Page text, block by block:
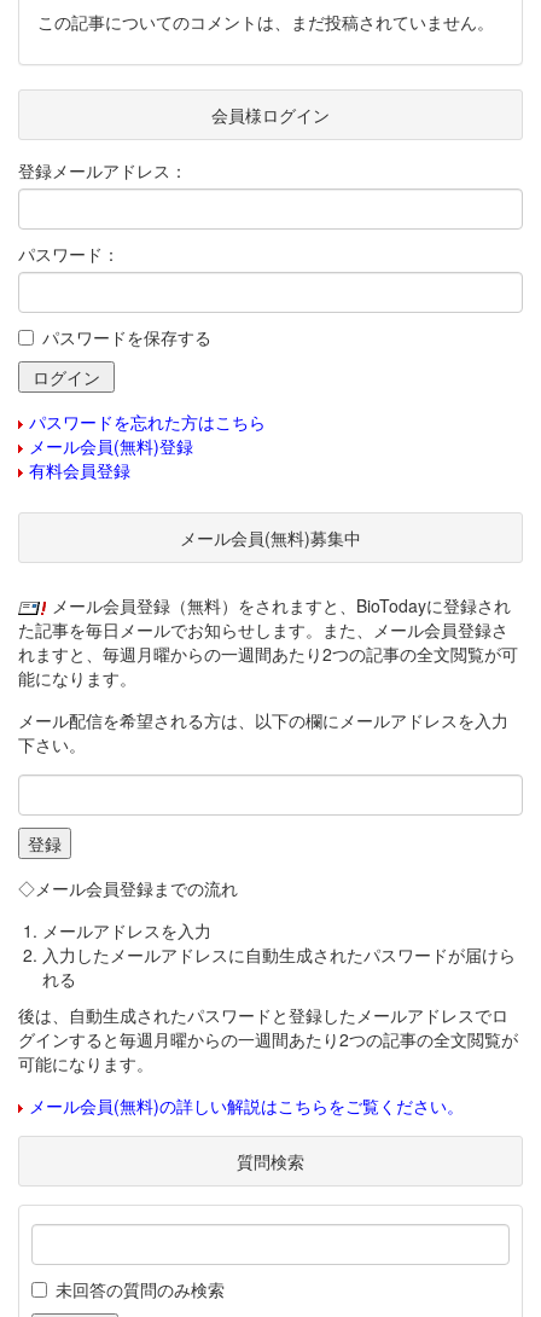
この記事についてのコメントは、まだ投稿されていません。
会員様ログイン
登録メールアドレス：
パスワード：
パスワードを保存する
パスワードを忘れた方はこちら
メール会員(無料)登録
有料会員登録
メール会員(無料)募集中
メール会員登録（無料）をされますと、BioTodayに登録され
た記事を毎日メールでお知らせします。また、メール会員登録さ
れますと、毎週月曜からの一週間あたり2つの記事の全文閲覧が可
能になります。
メール配信を希望される方は、以下の欄にメールアドレスを入力
下さい。
◇メール会員登録までの流れ
メールアドレスを入力
入力したメールアドレスに自動生成されたパスワードが届けら
れる
後は、自動生成されたパスワードと登録したメールアドレスでロ
グインすると毎週月曜からの一週間あたり2つの記事の全文閲覧が
可能になります。
メール会員(無料)の詳しい解説はこちらをご覧ください。
質問検索
未回答の質問のみ検索